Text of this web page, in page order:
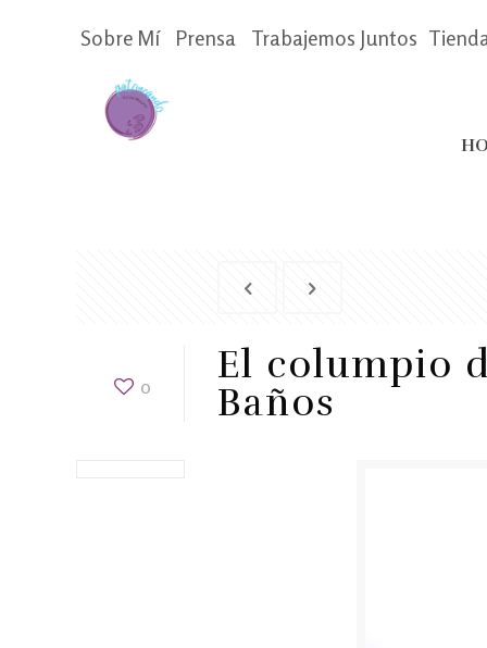
Sobre Mí Prensa Trabajemos Juntos
0
El columpio
Baños